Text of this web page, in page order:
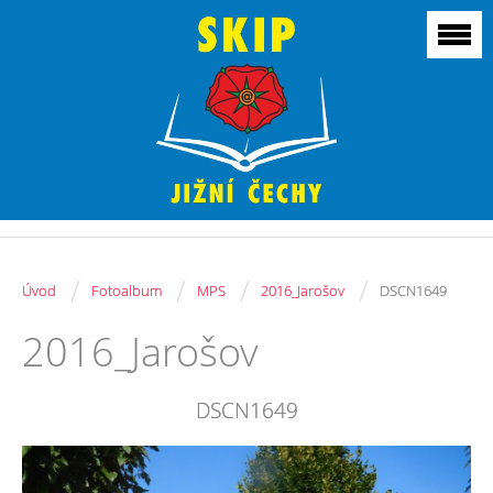
Úvod / Fotoalbum / MPS / 2016_Jarošov / DSCN1649
2016_Jarošov
DSCN1649